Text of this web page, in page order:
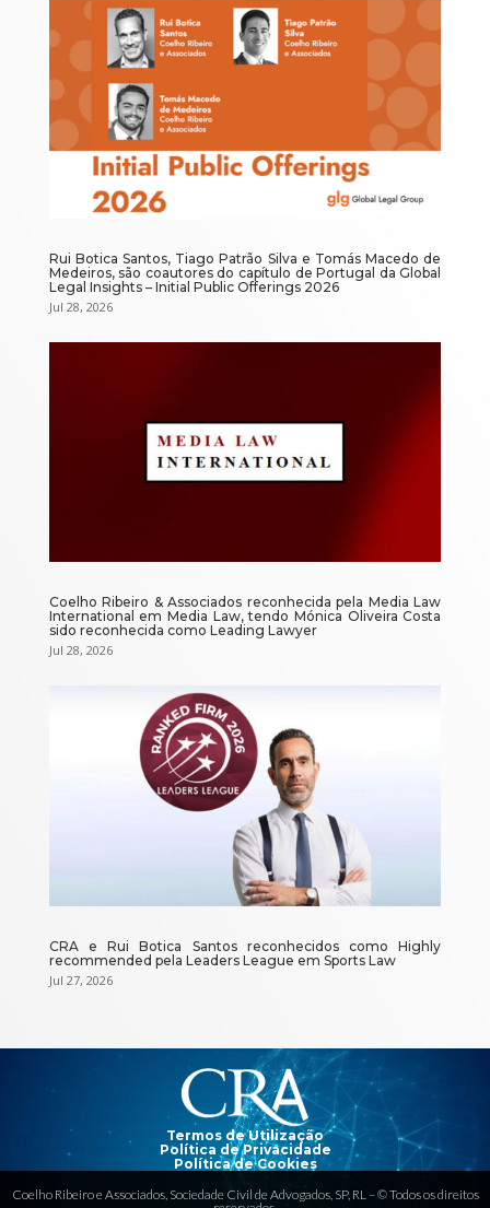
Rui Botica Santos, Tiago Patrão Silva e Tomás Macedo de
Medeiros, são coautores do capítulo de Portugal da Global
Legal Insights – Initial Public Offerings 2026
Jul 28, 2026
Coelho Ribeiro & Associados reconhecida pela Media Law
International em Media Law, tendo Mónica Oliveira Costa
sido reconhecida como Leading Lawyer
Jul 28, 2026
CRA e Rui Botica Santos reconhecidos como Highly
recommended pela Leaders League em Sports Law
Jul 27, 2026
Termos de Utilização
Política de Privacidade
Política de Cookies
Coelho Ribeiro e Associados, Sociedade Civil de Advogados, SP, RL – © Todos os direitos